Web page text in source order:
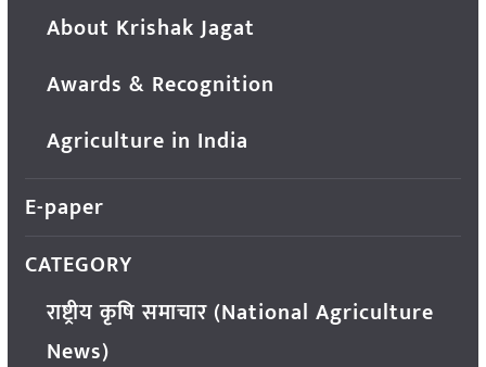
About Krishak Jagat
Awards & Recognition
Agriculture in India
E-paper
CATEGORY
राष्ट्रीय कृषि समाचार (National Agriculture
News)